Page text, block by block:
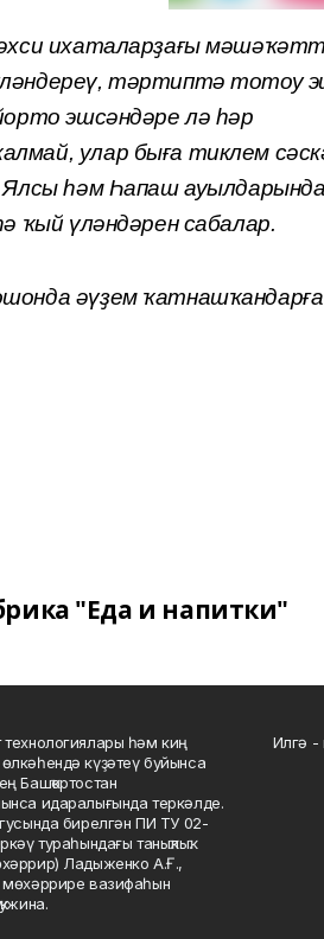
ихаталарҙағы
тәртиптә тотоу
эшсәндәре лә һәр
улар быға тиклем
һәм Һапаш
ҡый үләндәрен сабалар.
әүҙем ҡатнашҡандарға
"Еда и напитки"
һәм киң
күҙәтеү буйынса
Башҡортостан
идаралығында теркәлде.
бирелгән ПИ ТУ 02-
тураһындағы таныҡлыҡ.
Ладыженко А.Ғ.,
вазифаһын
Илгә -